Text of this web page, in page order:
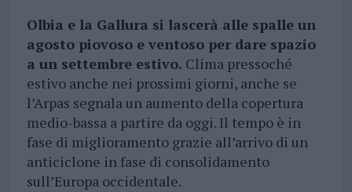
Olbia e la Gallura si lascerà alle spalle un
agosto piovoso e ventoso per dare spazio
a un settembre estivo. Clima pressoché
estivo anche nei prossimi giorni, anche se
l’Arpas segnala un aumento della copertura
medio-bassa a partire da oggi. Il tempo è in
fase di miglioramento grazie all’arrivo di un
anticiclone in fase di consolidamento
sull’Europa occidentale.